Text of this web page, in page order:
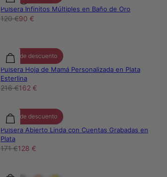
Pulsera Infinitos Múltiples en Baño de Oro
120 €90 €
25% de descuento
Pulsera Hoja de Mamá Personalizada en Plata
Esterlina
216 €162 €
25% de descuento
Pulsera Abierto Linda con Cuentas Grabadas en
Plata
171 €128 €